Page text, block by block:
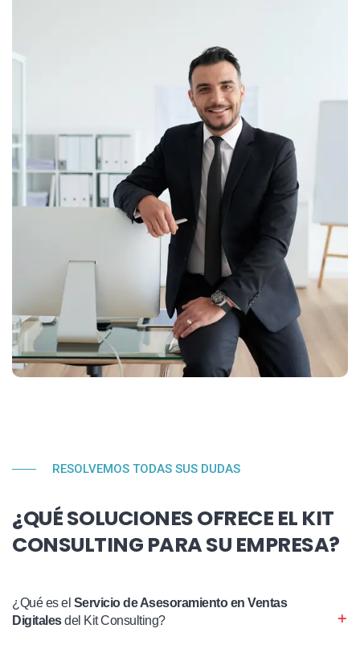
RESOLVEMOS TODAS SUS DUDAS
¿QUÉ SOLUCIONES OFRECE EL KIT
CONSULTING PARA SU EMPRESA?
¿Qué es el Servicio de Asesoramiento en Ventas
Digitalesdel Kit Consulting?